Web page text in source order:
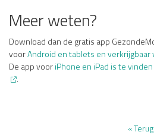
Meer weten?
Download dan de gratis app
voorAndroid en tablets en verkrijgbaar
De app vooriPhone en iPad is te
.
«